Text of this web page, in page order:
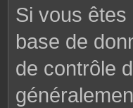
Si vous
base de
de contrôle